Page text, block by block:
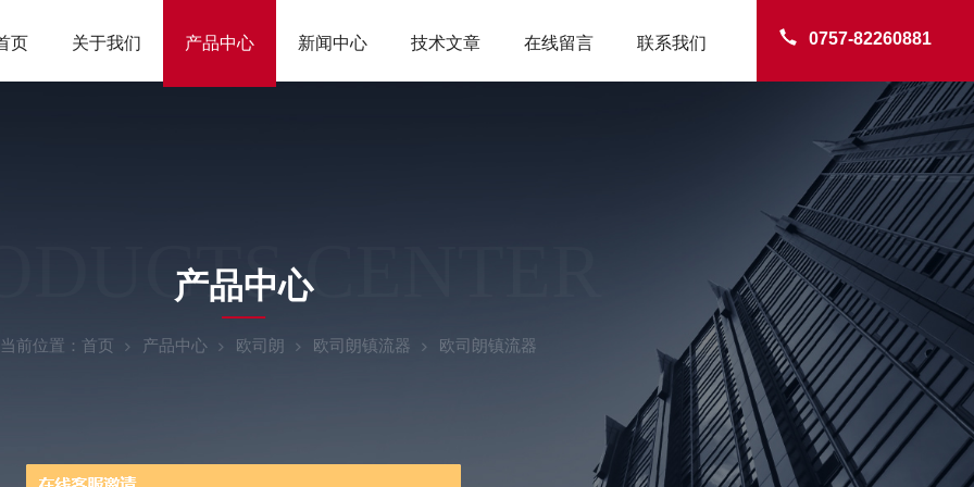
0757-82260881
页 关于我们 产品中心 新闻中心 技术文章 在线留言 联系我们
CENTER
产品中心
当前位置： 首页 产品中心 欧司朗 欧司朗镇流器 欧司朗镇流器